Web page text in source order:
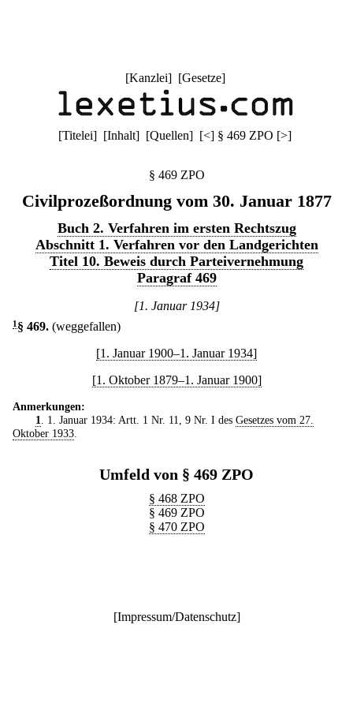
[Kanzlei] [Gesetze]
[Titelei] [Inhalt] [Quellen] [<] § 469 ZPO [>]
§ 469 ZPO
Civilprozeßordnung vom 30. Januar 1877
Buch 2. Verfahren im ersten Rechtszug
Abschnitt 1. Verfahren vor den Landgerichten
Titel 10. Beweis durch Parteivernehmung
Paragraf 469
[1. Januar 1934]
1 § 469. (weggefallen)
[1. Januar 1900–1. Januar 1934]
[1. Oktober 1879–1. Januar 1900]
Anmerkungen:
1
. 1. Januar 1934: Artt. 1 Nr. 11, 9 Nr. I des Gesetzes vom 27.
Oktober 1933
Umfeld von § 469 ZPO
§ 468 ZPO
§ 469 ZPO
§ 470 ZPO
[Impressum/Datenschutz]